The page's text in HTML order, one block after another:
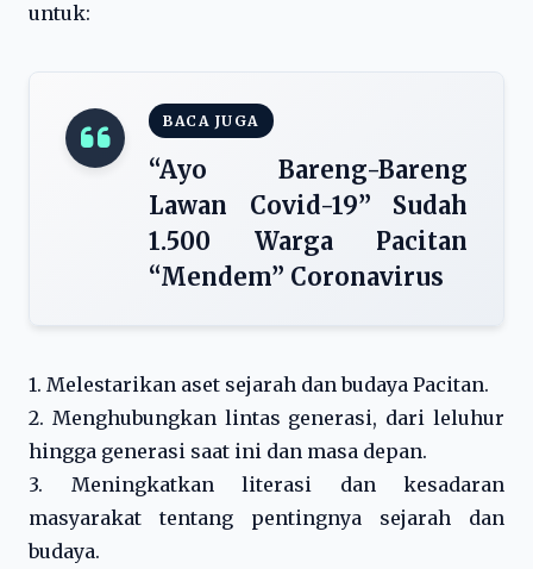
untuk:
BACA JUGA
“Ayo Bareng-Bareng
Lawan Covid-19” Sudah
1.500 Warga Pacitan
“Mendem” Coronavirus
1. Melestarikan aset sejarah dan budaya Pacitan.
2. Menghubungkan lintas generasi, dari leluhur
hingga generasi saat ini dan masa depan.
3. Meningkatkan literasi dan kesadaran
masyarakat tentang pentingnya sejarah dan
budaya.